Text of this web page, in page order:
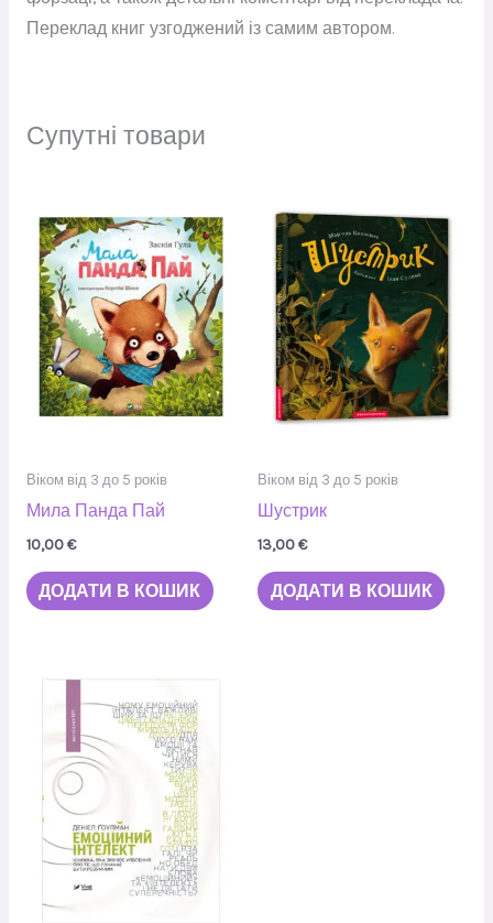
Переклад книг узгоджений із самим автором.
Супутні товари
Віком від 3 до 5 років
Мила Панда Пай
10,00€
ДОДАТИ В КОШИК
Віком від 3 до 5 років
Шустрик
13,00€
ДОДАТИ В КОШИК